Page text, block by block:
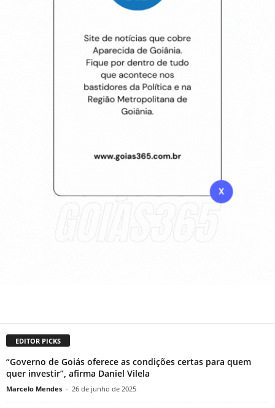
EDITOR PICKS
“Governo de Goiás oferece as condições certas para quem
quer investir”, afirma Daniel Vilela
Marcelo Mendes - 26 de junho de 2025